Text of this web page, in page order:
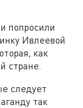
попросили
Ивлеевой
как
стране.
следует
так